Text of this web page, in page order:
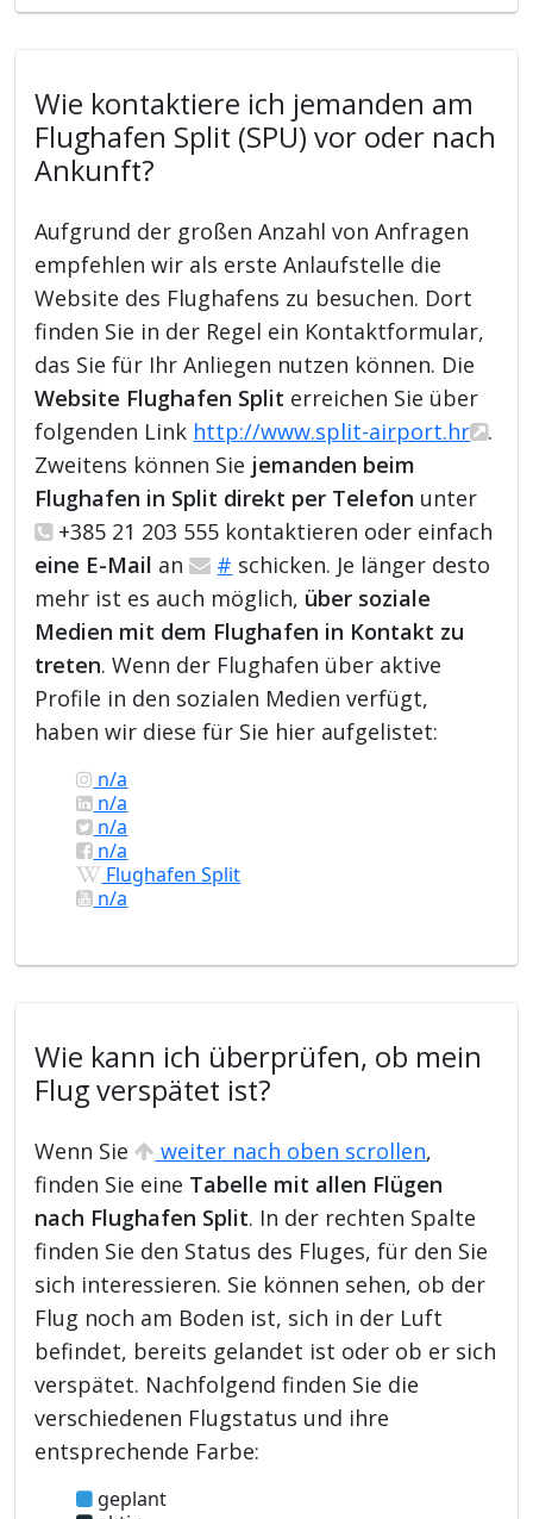
Wie kontaktiere ich jemanden am
Flughafen Split (SPU) vor oder nach
Ankunft?
Aufgrund der großen Anzahl von Anfragen
empfehlen wir als erste Anlaufstelle die
Website des Flughafens zu besuchen. Dort
finden Sie in der Regel ein Kontaktformular,
das Sie für Ihr Anliegen nutzen können. Die
Website Flughafen Split erreichen Sie über
folgenden Link http://www.split-airport.hr
.
Zweitens können Sie jemanden beim
Flughafen in Split direkt per Telefon unter
+385 21 203 555 kontaktieren oder einfach
eine E-Mail an # schicken. Je länger desto
mehr ist es auch möglich, über soziale
Medien mit dem Flughafen in Kontakt zu
treten. Wenn der Flughafen über aktive
Profile in den sozialen Medien verfügt,
haben wir diese für Sie hier aufgelistet:
n/a
n/a
n/a
n/a
Flughafen Split
n/a
Wie kann ich überprüfen, ob mein
Flug verspätet ist?
Wenn Sie weiter nach oben scrollen,
finden Sie eine Tabelle mit allen Flügen
nach Flughafen Split. In der rechten Spalte
finden Sie den Status des Fluges, für den Sie
sich interessieren. Sie können sehen, ob der
Flug noch am Boden ist, sich in der Luft
befindet, bereits gelandet ist oder ob er sich
verspätet. Nachfolgend finden Sie die
verschiedenen Flugstatus und ihre
entsprechende Farbe:
geplant